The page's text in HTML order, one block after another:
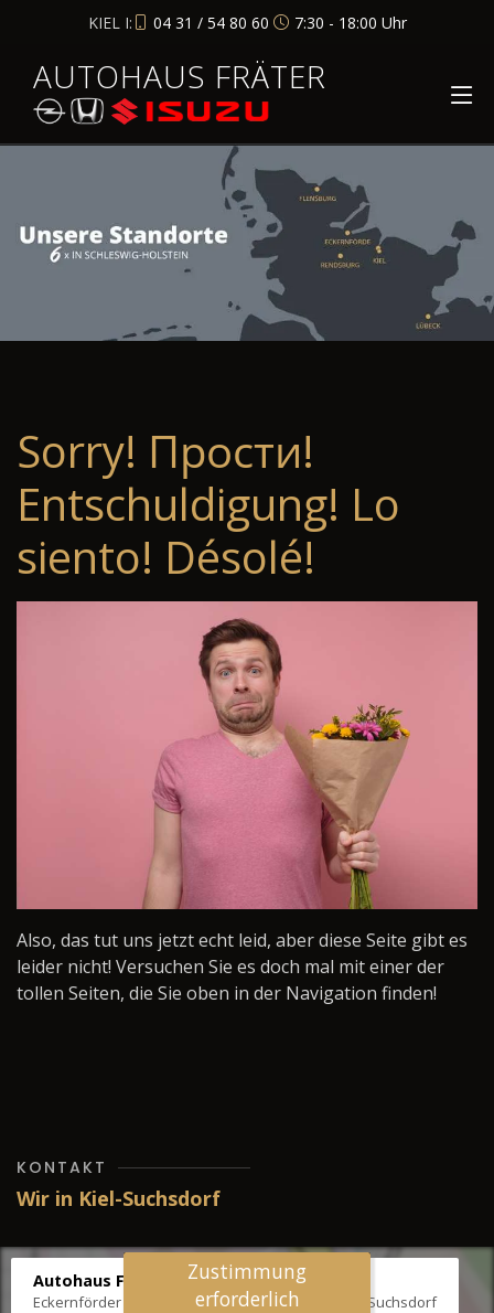
KIEL I: 04 31 / 54 80 60 7:30 - 18:00 Uhr
AUTOHAUS FRÄTER
Sorry! Прости!
Entschuldigung! Lo
siento! Désolé!
Also, das tut uns jetzt echt leid, aber diese Seite gibt es
leider nicht! Versuchen Sie es doch mal mit einer der
tollen Seiten, die Sie oben in der Navigation finden!
KONTAKT
Wir in Kiel-Suchsdorf
Autohaus Fräter
Eckernförder Str. /Klausbrooker Weg 1, 24107 Kiel-Suchsdorf
Zustimmung
erforderlich